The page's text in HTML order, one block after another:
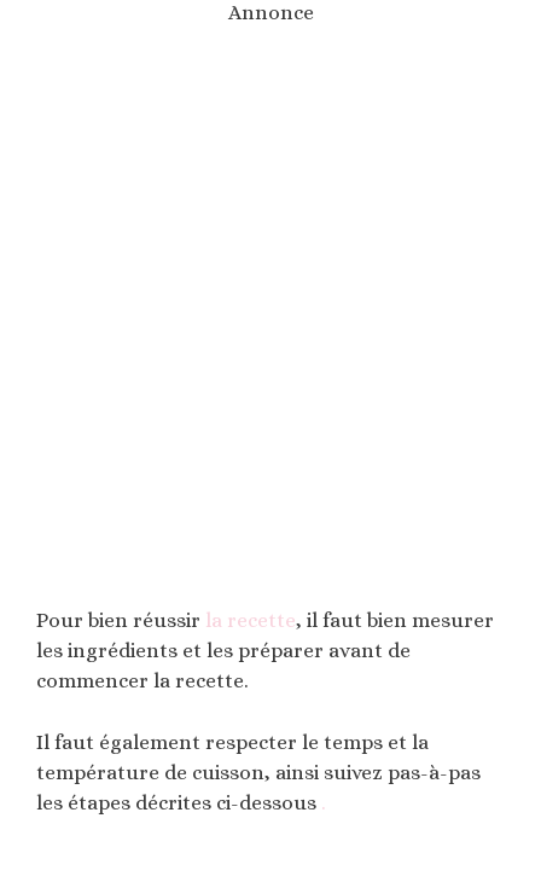
Annonce
Pour bien réussir la recette, il faut bien mesurer
les ingrédients et les préparer avant de
commencer la recette.
Il faut également respecter le temps et la
température de cuisson, ainsi suivez pas-à-pas
les étapes décrites ci-dessous .